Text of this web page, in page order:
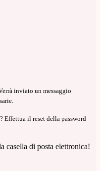
inviato un messaggio
Effettua il reset della password
casella di posta elettronica!